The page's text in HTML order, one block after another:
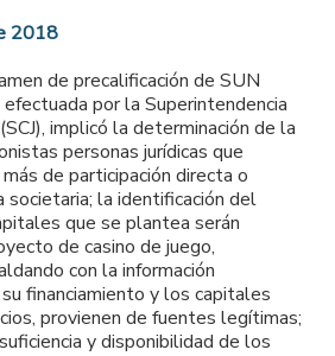
2018
de precalificación de SUN
por la Superintendencia
implicó la determinación de la
personas jurídicas que
de participación directa o
societaria; la identificación del
que se plantea serán
de casino de juego,
con la información
financiamiento y los capitales
provienen de fuentes legítimas;
y disponibilidad de los